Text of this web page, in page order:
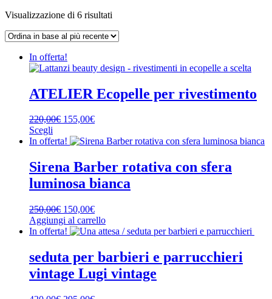
Visualizzazione di 6 risultati
base
recente
In offerta!
ATELIER Ecopelle per rivestimento
220,00€ Il
originale
220,00€.
155,00€Il
attuale
155,00€.
Scegli
Questo
ha
più
varianti.
opzioni
possono
essere
scelte
nella
pagina
del
prodotto
In offerta!
Sirena Barber rotativa con sfera
luminosa bianca
250,00€ Il
prezzo
originale
150,00€Il
prezzo
attuale
150,00€.
Aggiungi al carrello
In offerta!
seduta per barbieri e parrucchieri
vintage Lugi vintage